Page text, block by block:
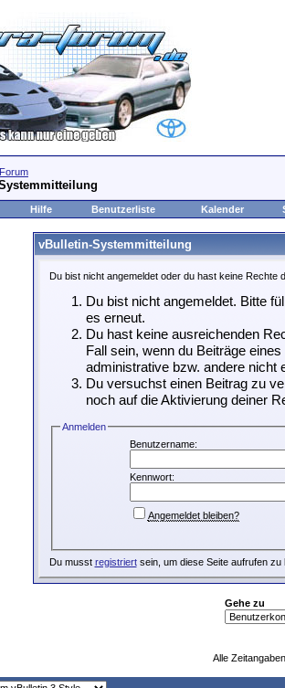
Hilfe Benutzerliste Kalender
vBulletin-Systemmitteilung
Du bist nicht angemeldet oder du hast keine Rechte
Du bist nicht angemeldet. Bitte
es erneut.
Du hast keine ausreichenden
Fall sein, wenn du Beiträge
administrative bzw. andere nicht
Du versuchst einen Beitrag zu
noch auf die Aktivierung deiner
Anmelden
Benutzername:
Kennwort:
Angemeldet bleiben?
Du musst registriertsein, um diese Seite aufrufen zu
Gehe zu
Alle